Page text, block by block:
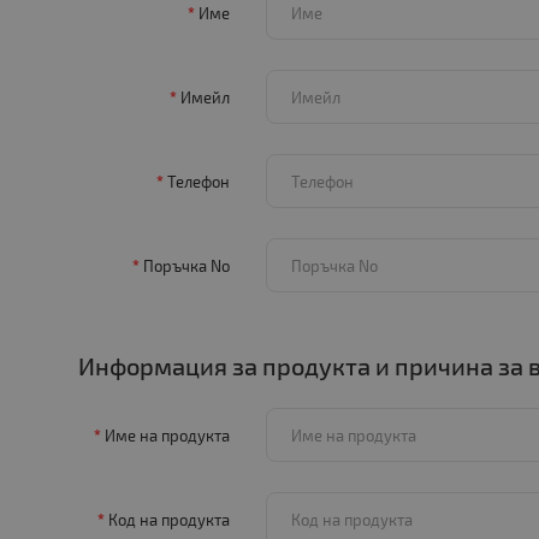
Име
Имейл
Телефон
Поръчка No
Информация за продукта и причина за
Име на продукта
Код на продукта